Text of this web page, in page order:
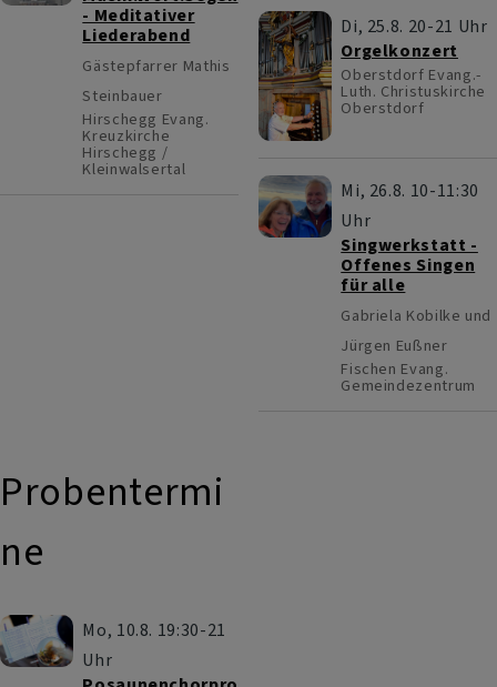
- Meditativer
Liederabend
Gästepfarrer Mathis
Steinbauer
Hirschegg Evang.
Kreuzkirche
Hirschegg /
Kleinwalsertal
Di, 25.8. 20-21 Uhr
Orgelkonzert
Oberstdorf Evang.-
Luth. Christuskirche
Oberstdorf
Mi, 26.8. 10-11:30
Uhr
Singwerkstatt -
Offenes Singen
für alle
Gabriela Kobilke und
Jürgen Eußner
Fischen Evang.
Gemeindezentrum
Probentermi
ne
Mo, 10.8. 19:30-21
Uhr